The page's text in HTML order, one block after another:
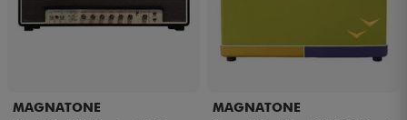
MAGNATONE
MAGNATONE